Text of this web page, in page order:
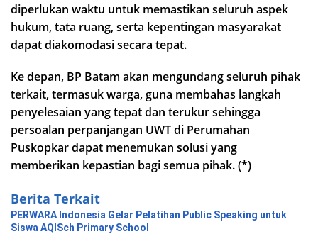
diperlukan waktu untuk memastikan seluruh aspek
hukum, tata ruang, serta kepentingan masyarakat
dapat diakomodasi secara tepat.
Ke depan, BP Batam akan mengundang seluruh pihak
terkait, termasuk warga, guna membahas langkah
penyelesaian yang tepat dan terukur sehingga
persoalan perpanjangan UWT di Perumahan
Puskopkar dapat menemukan solusi yang
memberikan kepastian bagi semua pihak. (*)
Berita Terkait
PERWARA Indonesia Gelar Pelatihan Public Speaking untuk
Siswa AQISch Primary School